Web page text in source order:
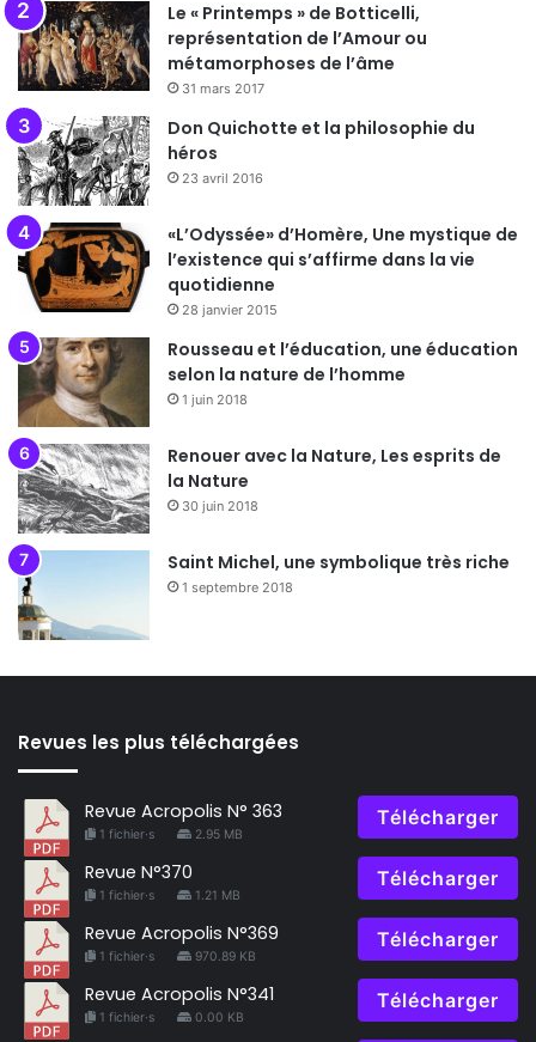
Le « Printemps » de Botticelli,
représentation de l’Amour ou
métamorphoses de l’âme
31 mars 2017
Don Quichotte et la philosophie du
héros
23 avril 2016
«L’Odyssée» d’Homère, Une mystique de
l’existence qui s’affirme dans la vie
quotidienne
28 janvier 2015
Rousseau et l’éducation, une éducation
selon la nature de l’homme
1 juin 2018
Renouer avec la Nature, Les esprits de
la Nature
30 juin 2018
Saint Michel, une symbolique très riche
1 septembre 2018
Revues les plus téléchargées
Revue Acropolis N° 363
1 fichier·s 2.95 MB
Télécharger
Revue N°370
1 fichier·s 1.21 MB
Télécharger
Revue Acropolis N°369
1 fichier·s 970.89 KB
Télécharger
Revue Acropolis N°341
1 fichier·s 0.00 KB
Télécharger